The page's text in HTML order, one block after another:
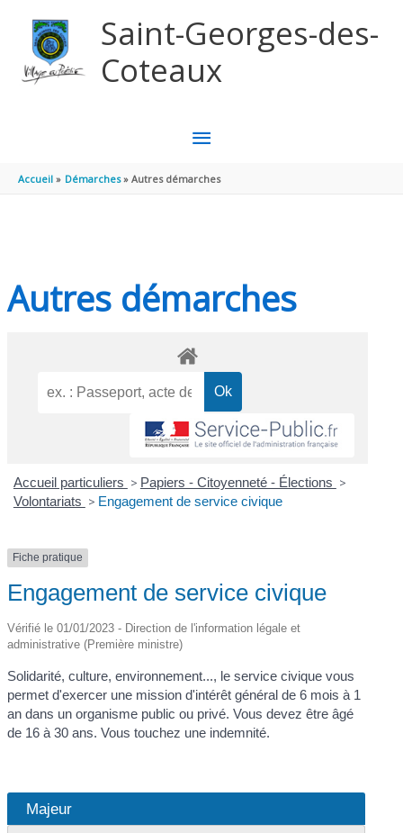
Saint-Georges-des-
Coteaux
MENU
PRINCIPAL
Accueil Démarches Autres démarches
Autres démarches
Accueil particuliers > Papiers - Citoyenneté - Élections >
Volontariats > Engagement de service civique
Fiche pratique
Engagement de service civique
Vérifié le 01/01/2023 - Direction de l'information légale et
administrative (Première ministre)
Solidarité, culture, environnement..., le service civique vous
permet d'exercer une mission d'intérêt général de 6 mois à 1
an dans un organisme public ou privé. Vous devez être âgé
de 16 à 30 ans. Vous touchez une indemnité.
Majeur